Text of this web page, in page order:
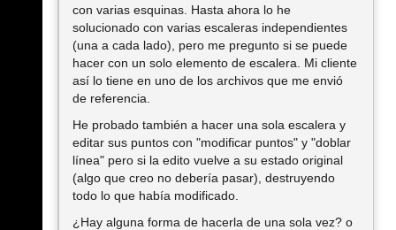
con varias esquinas. Hasta ahora lo he
solucionado con varias escaleras independientes
(una a cada lado), pero me pregunto si se puede
hacer con un solo elemento de escalera. Mi cliente
así lo tiene en uno de los archivos que me envió
de referencia.
He probado también a hacer una sola escalera y
editar sus puntos con "modificar puntos" y "doblar
línea" pero si la edito vuelve a su estado original
(algo que creo no debería pasar), destruyendo
todo lo que había modificado.
¿Hay alguna forma de hacerla de una sola vez? o